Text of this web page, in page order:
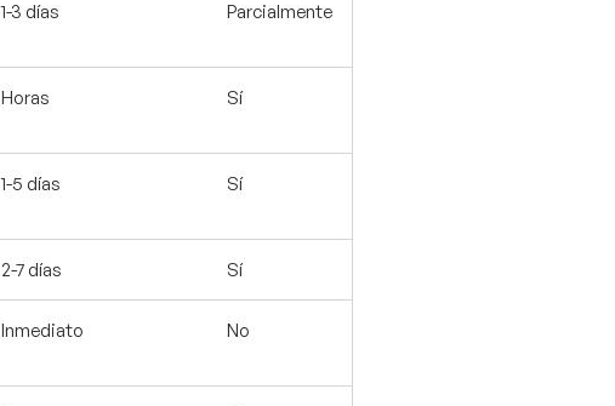
1-3 días Parcialmente
Horas Sí
1-5 días Sí
2-7 días Sí
Inmediato No